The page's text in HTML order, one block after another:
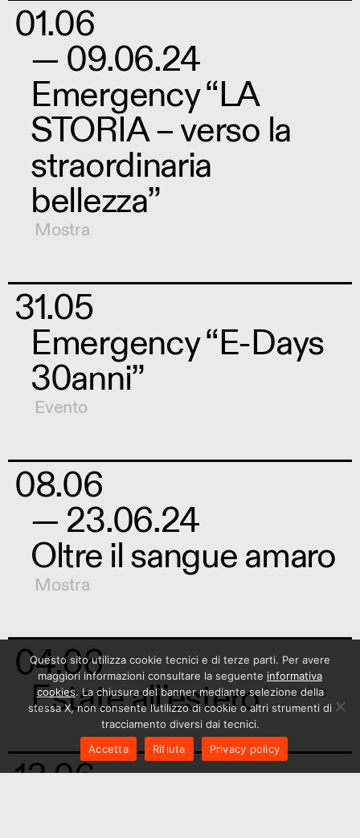
01.06
— 09.06.24
Emergency “LA
STORIA – verso la
straordinaria
bellezza”
Mostra
31.05
Emergency “E-Days
30anni”
Evento
08.06
— 23.06.24
Oltre il sangue amaro
Mostra
04.06
Estate all’esteroIncontro
13.06
Questo sito utilizza cookie tecnici e di terze parti. Per avere
maggiori informazioni consultare la seguente informativa
cookies. La chiusura del banner mediante selezione della
stessa X, non consente l’utilizzo di cookie o altri strumenti di
tracciamento diversi dai tecnici.
Accetta
Rifiuta Privacy policy